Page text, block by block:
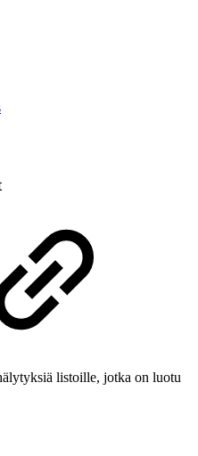
listoille, jotka on luotu